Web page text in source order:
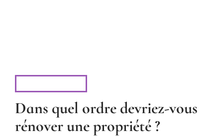
Dans quel ordre devriez-vous
rénover une propriété ?